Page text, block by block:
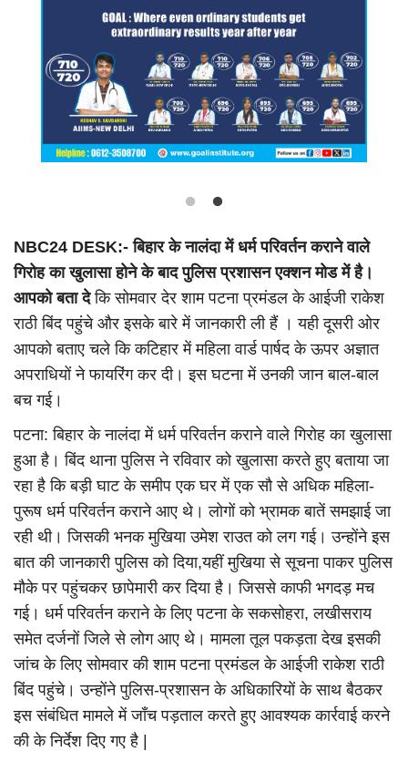
Language
Urdu English
NBC24 DESK:- बिहार के नालंदा में धर्म परिवर्तन कराने वाले
गिरोह का खुलासा होने के बाद पुलिस प्रशासन एक्शन मोड में है।
आपको बता देकि सोमवार देर शाम पटना प्रमंडल के आईजी राकेश
राठी बिंद पहुंचे और इसके बारे में जानकारी ली हैं । यही दूसरी ओर
आपको बताए चले कि कटिहार में महिला वार्ड पार्षद के ऊपर अज्ञात
अपराधियों ने फायरिंग कर दी। इस घटना में उनकी जान बाल-बाल
बच गई।
पटना: बिहार के नालंदा में धर्म परिवर्तन कराने वाले गिरोह का खुलासा
हुआ है। बिंद थाना पुलिस ने रविवार को खुलासा करते हुए बताया जा
रहा है कि बड़ी घाट के समीप एक घर में एक सौ से अधिक महिला-
पुरूष धर्म परिवर्तन कराने आए थे। लोगों को भ्रामक बातें समझाई जा
रही थी। जिसकी भनक मुखिया उमेश राउत को लग गई। उन्होंने इस
बात की जानकारी पुलिस को दिया,यहीं मुखिया से सूचना पाकर पुलिस
मौके पर पहुंचकर छापेमारी कर दिया है। जिससे काफी भगदड़ मच
गई। धर्म परिवर्तन कराने के लिए पटना के सकसोहरा, लखीसराय
समेत दर्जनों जिले से लोग आए थे। मामला तूल पकड़ता देख इसकी
जांच के लिए सोमवार की शाम पटना प्रमंडल के आईजी राकेश राठी
बिंद पहुंचे। उन्होंने पुलिस-प्रशासन के अधिकारियों के साथ बैठकर
इस संबंधित मामले में जाँच पड़ताल करते हुए आवश्यक कार्रवाई करने
की के निर्देश दिए गए है |